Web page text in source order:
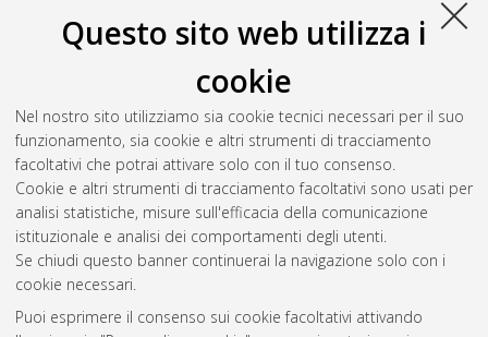
Questo sito web utilizza i
cookie
Nel nostro sito utilizziamo sia cookie tecnici necessari per il suo
funzionamento, sia cookie e altri strumenti di tracciamento
facoltativi che potrai attivare solo con il tuo consenso.
Cookie e altri strumenti di tracciamento facoltativi sono usati per
analisi statistiche, misure sull'efficacia della comunicazione
istituzionale e analisi dei comportamenti degli utenti.
Se chiudi questo banner continuerai la navigazione solo con i
cookie necessari.
Puoi esprimere il consenso sui cookie facoltativi attivando
veterinarie, 28 Ciclo. DOI 10.6092/unibo/amsdottorato/7542.
(2016)Fattori di crescita e recettori
tirosin chinasici nelle neoplasie e displasie degli animali
domestici, [Dissertation thesis], Alma Mater Studiorum
Università di Bologna. Dottorato di ricerca inScienze
veterinarie , 28 Ciclo. DOI 10.6092/unibo/amsdottorato/7575.
Questa lista e' stata generata ilFri Aug 7 20:50:18 2026 CEST
Atom
Rss 1.0